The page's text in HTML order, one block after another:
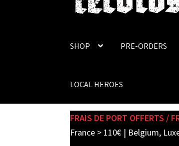
SHOP PRE-ORDERS
LOCAL HEROES
FRAIS DE PORT OFFERTS /
France > 110€ | Belgium,